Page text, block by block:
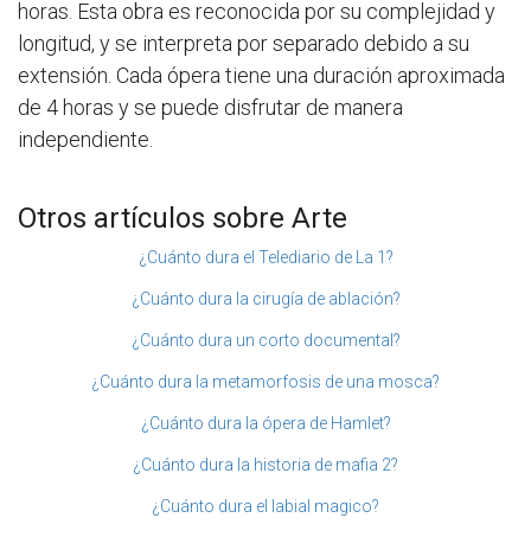
horas. Esta obra es reconocida por su complejidad y
longitud, y se interpreta por separado debido a su
extensión. Cada ópera tiene una duración aproximada
de 4 horas y se puede disfrutar de manera
independiente.
Otros artículos sobre Arte
¿Cuánto dura el Telediario de La 1?
¿Cuánto dura la cirugía de ablación?
¿Cuánto dura un corto documental?
¿Cuánto dura la metamorfosis de una mosca?
¿Cuánto dura la ópera de Hamlet?
¿Cuánto dura la historia de mafia 2?
¿Cuánto dura el labial magico?